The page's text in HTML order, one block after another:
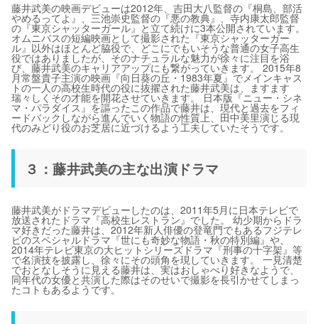
藤井武美の映画デビューは2012年、吉田大八監督の『桐島、部活
やめるってよ』、三池崇史監督の『悪の教典』、寺内康太郎監督
の『東京シャッターガール』と立て続けに3本公開されています。
オムニバスの短編映画として撮影された『東京シャッターガー
ル』以外はほとんど脇役で、どこにでもいそうな普通の女子高生
役ではありましたが、そのナチュラルな魅力が徐々に注目を浴
び、藤井武美のキャリアアップにも繋がっていきます。 2015年8
月常盤貴子主演の映画『向日葵の丘・1983年夏』でメインキャス
トの一人の高校生時代の役に抜擢された藤井武美は、ますます
瑞々しくその才能を開花させていきます。 日本版『ニュー・シネ
マ・パラダイス』を謳ったこの作品で藤井は、現代と過去をフィ
ードバックしながら進んでいく物語の性質上、田中美里演じる現
代のみどり役のお芝居に近づけるよう工夫していたそうです。
３：藤井武美の主な出演ドラマ
藤井武美がドラマデビューしたのは、2011年5月に日本テレビで
放送されたドラマ『高校生レストラン』でした。 幼少期からドラ
マ好きだった藤井は、2012年新人俳優の登竜門でもあるフジテレ
ビのスペシャルドラマ『世にも奇妙な物語・秋の特別編』や、
2014年テレビ東京の大ヒットシリーズドラマ『刑事の十字架』等
で名演技を披露し、徐々にその頭角を現していきます。 一見清楚
でおとなしそうに見える藤井は、実はおしゃべり好きなようで、
同年代の女優と共演した際はそのせいで撮影を長引かせてしまっ
たコトもあるようです。